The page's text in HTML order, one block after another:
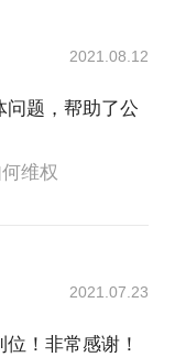
2021.08.12
问题，帮助了公
维权
2021.07.23
！非常感谢！